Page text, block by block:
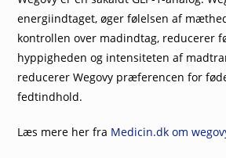
energiindtaget, øger følelsen af
kontrollen over madindtag, reducerer
hyppigheden og intensiteten af
reducerer Wegovy præferencen for
fedtindhold.
Læs mere her fra Medicin.dk om